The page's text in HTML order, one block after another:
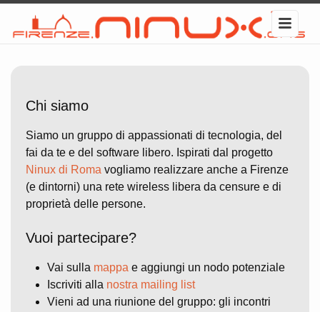
Chi siamo
Siamo un gruppo di appassionati di tecnologia, del
fai da te e del software libero. Ispirati dal progetto
Ninux di Roma vogliamo realizzare anche a Firenze
(e dintorni) una rete wireless libera da censure e di
proprietà delle persone.
Vuoi partecipare?
Vai sulla mappa e aggiungi un nodo potenziale
Iscriviti alla nostra mailing list
Vieni ad una riunione del gruppo: gli incontri